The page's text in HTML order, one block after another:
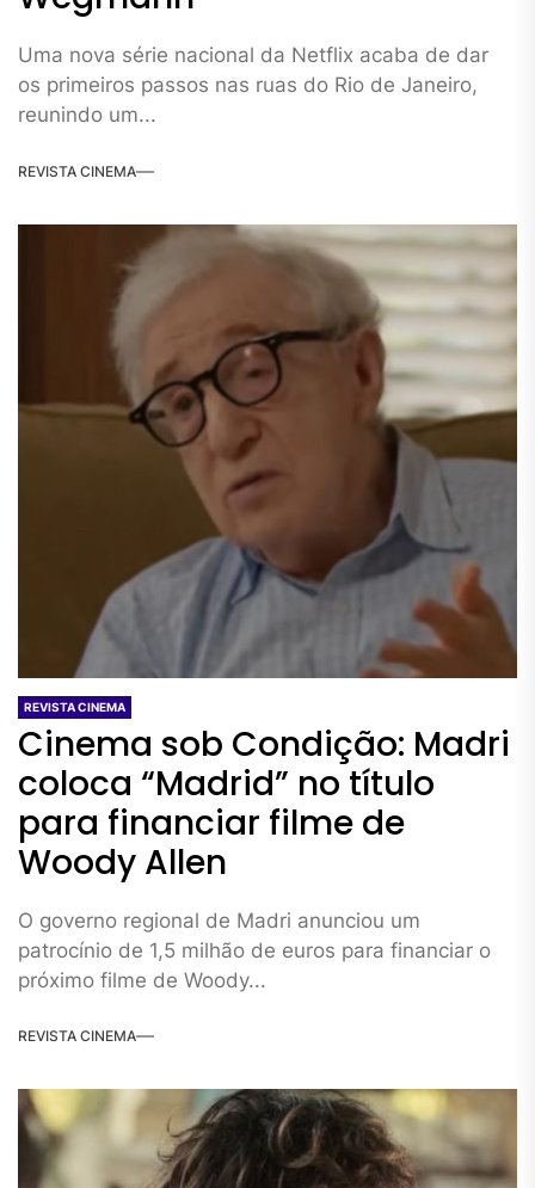
Uma nova série nacional da Netflix acaba de dar
os primeiros passos nas ruas do Rio de Janeiro,
reunindo um...
REVISTA CINEMA
REVISTA CINEMA
Cinema sob Condição: Madri
coloca “Madrid” no título
para financiar filme de
Woody Allen
O governo regional de Madri anunciou um
patrocínio de 1,5 milhão de euros para financiar o
próximo filme de Woody...
REVISTA CINEMA